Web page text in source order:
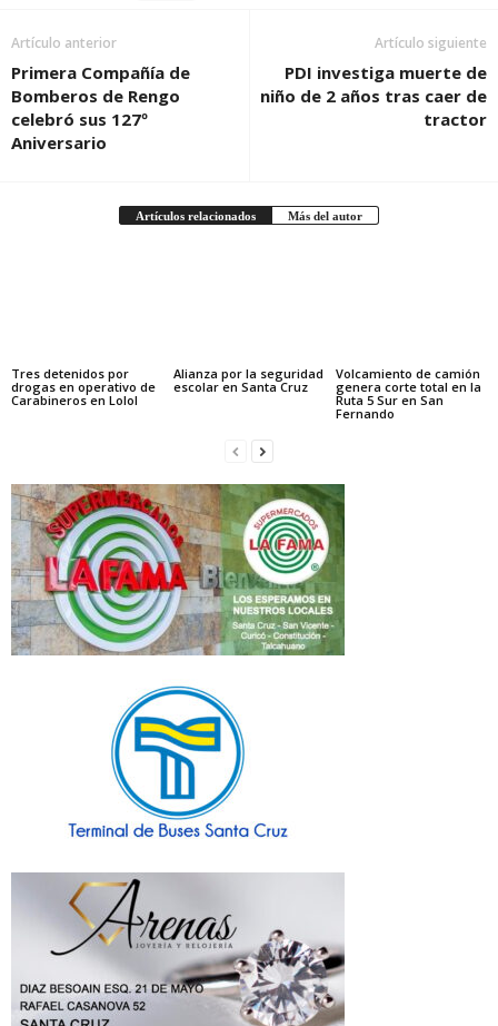
Artículo anterior
Primera Compañía de
Bomberos de Rengo
celebró sus 127º
Aniversario
Artículo siguiente
PDI investiga muerte de
niño de 2 años tras caer de
tractor
Artículos relacionados Más del autor
Tres detenidos por
drogas en operativo de
Carabineros en Lolol
Alianza por la seguridad
escolar en Santa Cruz
Volcamiento de camión
genera corte total en la
Ruta 5 Sur en San
Fernando